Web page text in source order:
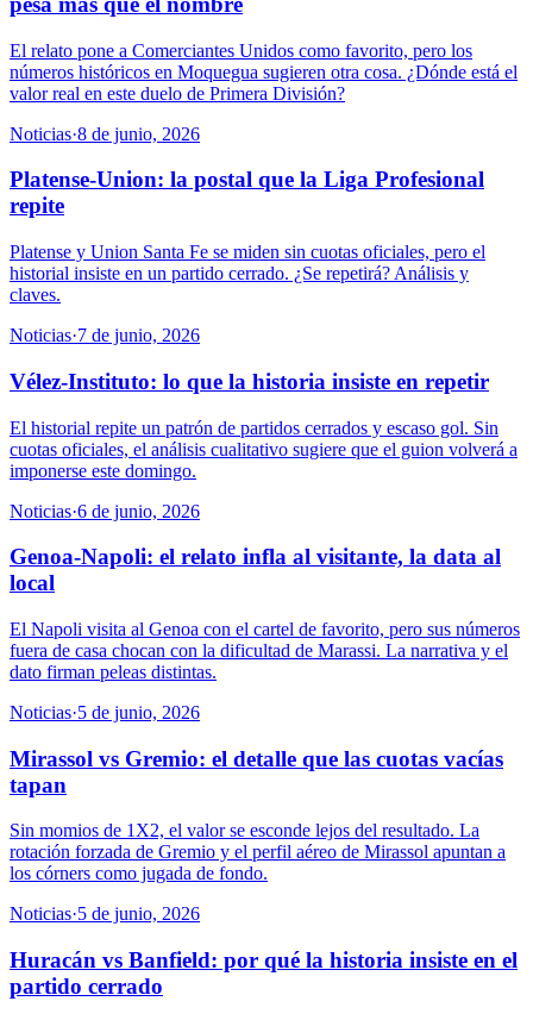
El relato pone a Comerciantes Unidos como favorito, pero los
números históricos en Moquegua sugieren otra cosa. ¿Dónde está el
valor real en este duelo de Primera División?
Noticias·8 de junio, 2026
Platense-Union: la postal que la Liga Profesional
repite
Platense y Union Santa Fe se miden sin cuotas oficiales, pero el
historial insiste en un partido cerrado. ¿Se repetirá? Análisis y
claves.
Noticias·7 de junio, 2026
Vélez-Instituto: lo que la historia insiste en repetir
El historial repite un patrón de partidos cerrados y escaso gol. Sin
cuotas oficiales, el análisis cualitativo sugiere que el guion volverá a
imponerse este domingo.
Noticias·6 de junio, 2026
Genoa-Napoli: el relato infla al visitante, la data al
local
El Napoli visita al Genoa con el cartel de favorito, pero sus números
fuera de casa chocan con la dificultad de Marassi. La narrativa y el
dato firman peleas distintas.
Noticias·5 de junio, 2026
Mirassol vs Gremio: el detalle que las cuotas vacías
tapan
Sin momios de 1X2, el valor se esconde lejos del resultado. La
rotación forzada de Gremio y el perfil aéreo de Mirassol apuntan a
los córners como jugada de fondo.
Noticias·5 de junio, 2026
Huracán vs Banfield: por qué la historia insiste en el
partido cerrado